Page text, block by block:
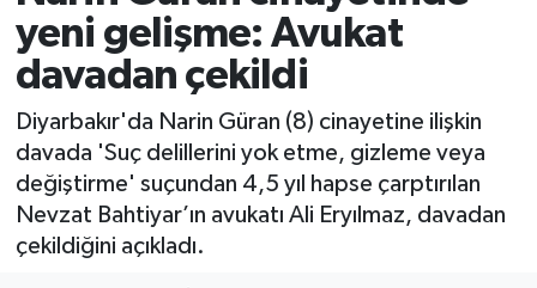
yeni gelişme: Avukat
davadan çekildi
Diyarbakır'da Narin Güran (8) cinayetine ilişkin
davada 'Suç delillerini yok etme, gizleme veya
değiştirme' suçundan 4,5 yıl hapse çarptırılan
Nevzat Bahtiyar’ın avukatı Ali Eryılmaz, davadan
çekildiğini açıkladı.
Süper Lig Puan Durumu ve Fikstür
Tüm Manşetler
Son Dakika Haberleri
Haber Arşivi